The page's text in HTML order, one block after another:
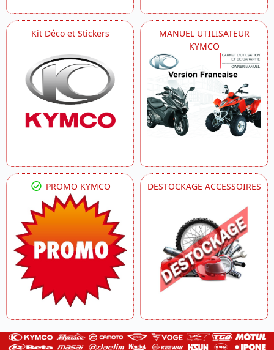
Kit Déco et Stickers
MANUEL UTILISATEUR
KYMCO
PROMO KYMCO DESTOCKAGE ACCESSOIRES